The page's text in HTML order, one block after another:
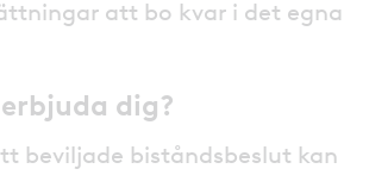
att bo kvar i det egna
dig?
beviljade biståndsbeslut kan